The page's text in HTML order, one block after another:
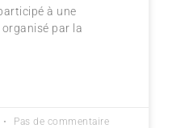
à une
par la
Pas de commentaire